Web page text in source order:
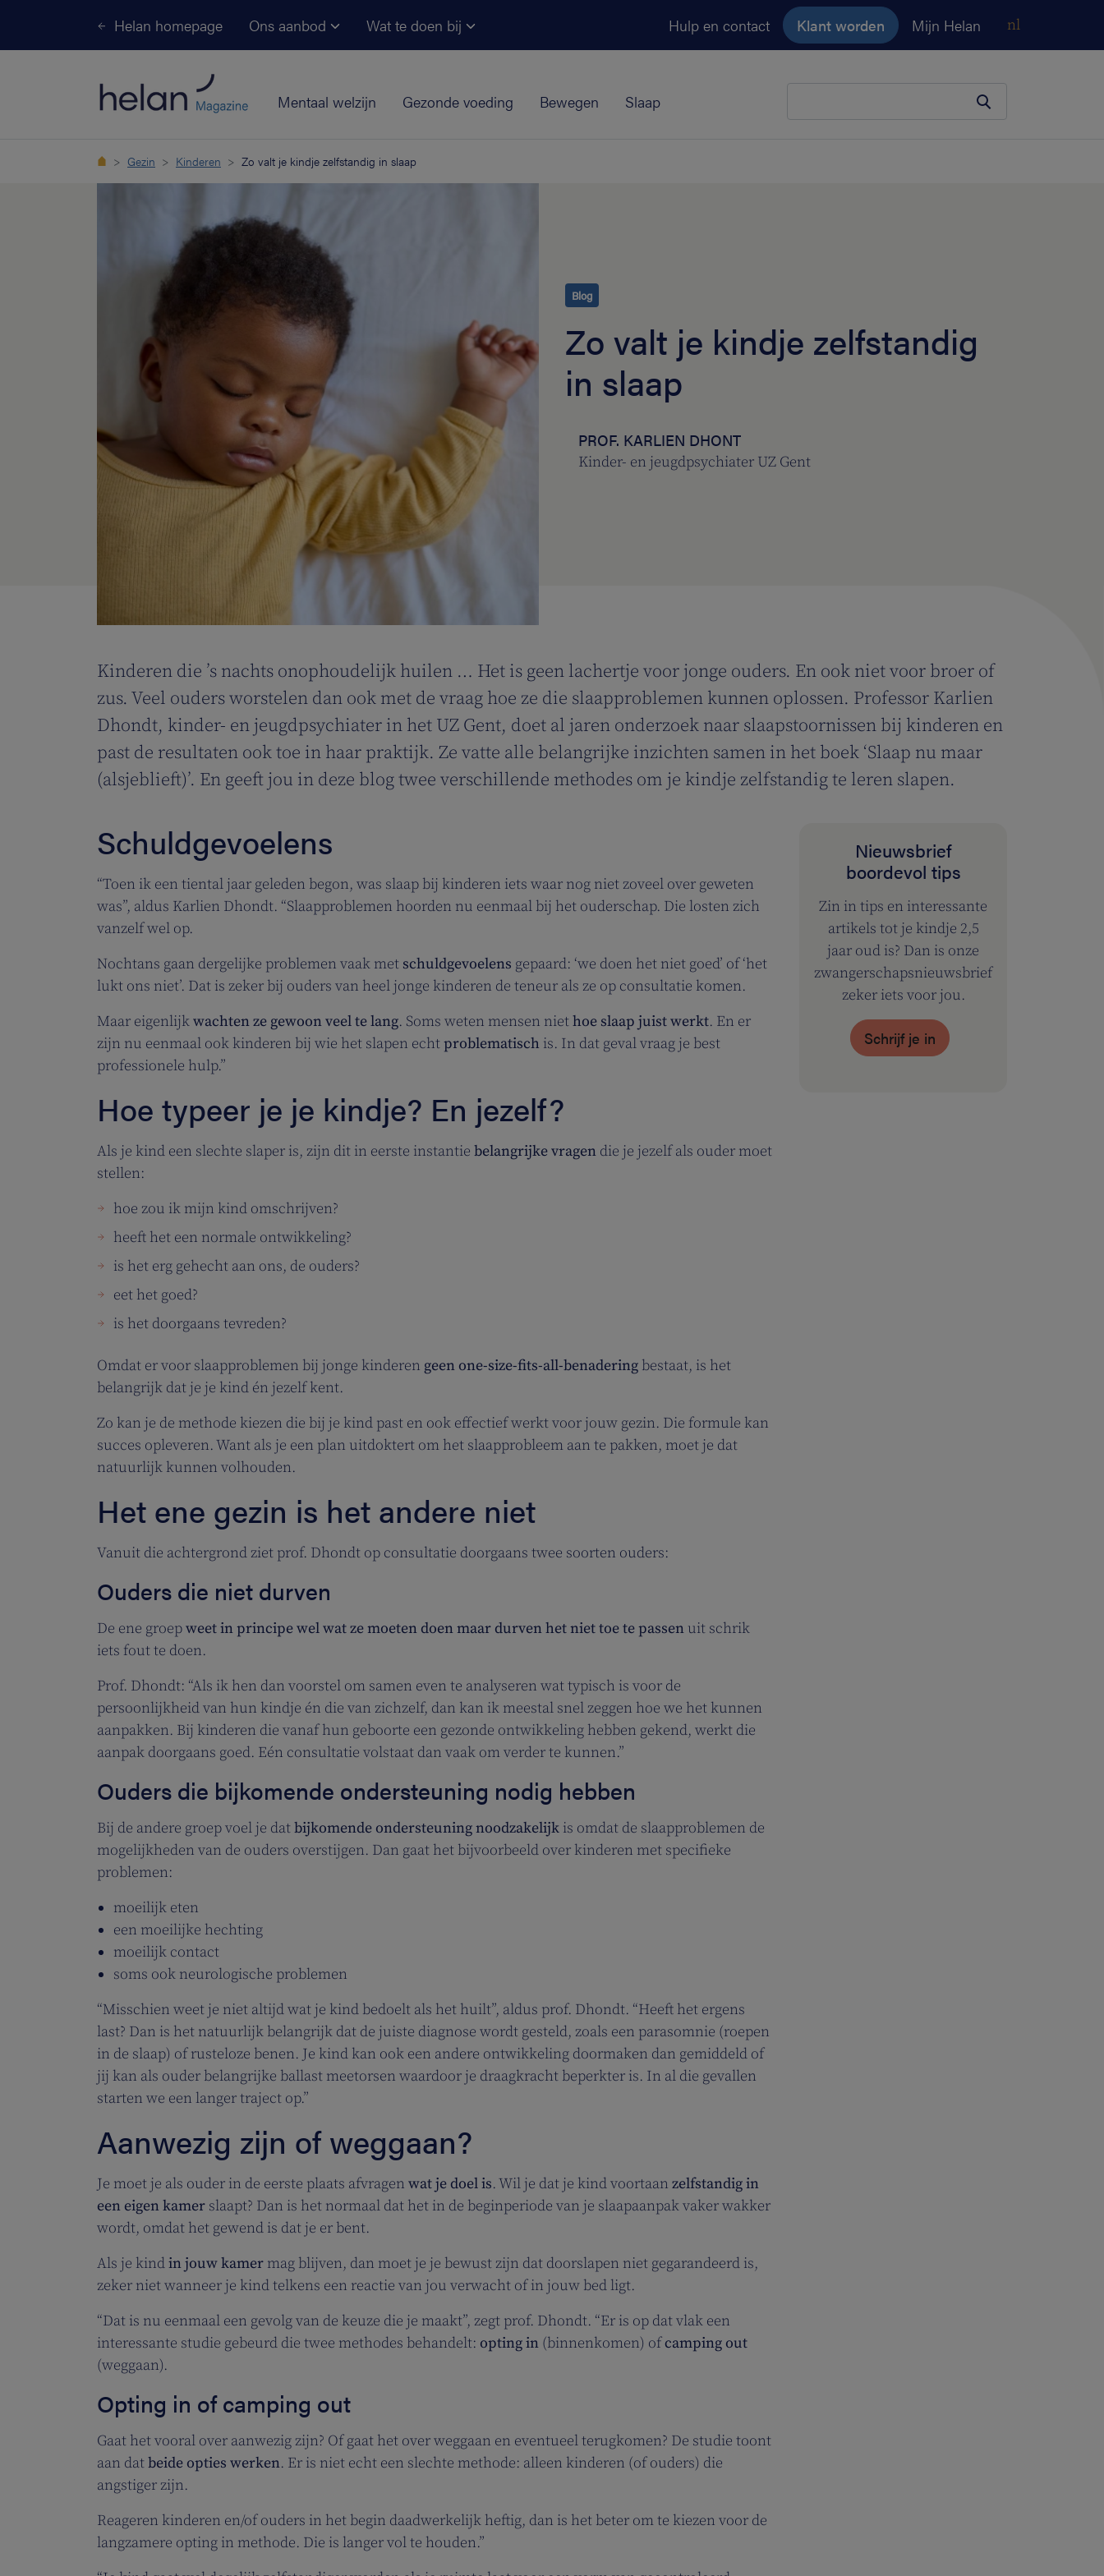
Helan homepage Ons aanbod Wat te doen bij Hulp en contact Klant worden Mijn Helan nl
Mentaal welzijn Gezonde voeding Bewegen Slaap
Gezin Kinderen Zo valt je kindje zelfstandig in slaap
Blog
Zo valt je kindje zelfstandig
in slaap
PROF. KARLIEN DHONT
Kinder- en jeugdpsychiater UZ Gent
Kinderen die ’s nachts onophoudelijk huilen … Het is geen lachertje voor jonge ouders. En ook niet voor broer of
zus. Veel ouders worstelen dan ook met de vraag hoe ze die slaapproblemen kunnen oplossen. Professor Karlien
Dhondt, kinder- en jeugdpsychiater in het UZ Gent, doet al jaren onderzoek naar slaapstoornissen bij kinderen en
past de resultaten ook toe in haar praktijk. Ze vatte alle belangrijke inzichten samen in het boek ‘Slaap nu maar
(alsjeblieft)’. En geeft jou in deze blog twee verschillende methodes om je kindje zelfstandig te leren slapen.
Schuldgevoelens
“Toen ik een tiental jaar geleden begon, was slaap bij kinderen iets waar nog niet zoveel over geweten
was”, aldus Karlien Dhondt. “Slaapproblemen hoorden nu eenmaal bij het ouderschap. Die losten zich
vanzelf wel op.
Nochtans gaan dergelijke problemen vaak met schuldgevoelens gepaard: ‘we doen het niet goed’ of ‘het
lukt ons niet’. Dat is zeker bij ouders van heel jonge kinderen de teneur als ze op consultatie komen.
Maar eigenlijkwachten ze gewoon veel te lang. Soms weten mensen niethoe slaap juist werkt. En er
zijn nu eenmaal ook kinderen bij wie het slapen echtproblematisch is. In dat geval vraag je best
professionele hulp.”
Hoe typeer je je kindje? En jezelf?
Als je kind een slechte slaper is, zijn dit in eerste instantie belangrijke vragen die je jezelf als ouder moet
stellen:
hoe zou ik mijn kind omschrijven?
heeft het een normale ontwikkeling?
is het erg gehecht aan ons, de ouders?
eet het goed?
is het doorgaans tevreden?
Omdat er voor slaapproblemen bij jonge kinderen geen one-size-fits-all-benadering bestaat, is het
belangrijk dat je je kind én jezelf kent.
Zo kan je de methode kiezen die bij je kind past en ook effectief werkt voor jouw gezin. Die formule kan
succes opleveren. Want als je een plan uitdoktert om het slaapprobleem aan te pakken, moet je dat
natuurlijk kunnen volhouden.
Het ene gezin is het andere niet
Vanuit die achtergrond ziet prof. Dhondt op consultatie doorgaans twee soorten ouders:
Ouders die niet durven
De ene groepweet in principe wel wat ze moeten doen maar durven het niet toe te passen uit schrik
iets fout te doen.
Prof. Dhondt: “Als ik hen dan voorstel om samen even te analyseren wat typisch is voor de
persoonlijkheid van hun kindje én die van zichzelf, dan kan ik meestal snel zeggen hoe we het kunnen
aanpakken. Bij kinderen die vanaf hun geboorte een gezonde ontwikkeling hebben gekend, werkt die
aanpak doorgaans goed. Eén consultatie volstaat dan vaak om verder te kunnen.”
Ouders die bijkomende ondersteuning nodig hebben
Bij de andere groep voel je datbijkomende ondersteuning noodzakelijk is omdat de slaapproblemen de
mogelijkheden van de ouders overstijgen. Dan gaat het bijvoorbeeld over kinderen met specifieke
problemen:
moeilijk eten
een moeilijke hechting
moeilijk contact
soms ook neurologische problemen
“Misschien weet je niet altijd wat je kind bedoelt als het huilt”, aldus prof. Dhondt. “Heeft het ergens
last? Dan is het natuurlijk belangrijk dat de juiste diagnose wordt gesteld, zoals een parasomnie (roepen
in de slaap) of rusteloze benen. Je kind kan ook een andere ontwikkeling doormaken dan gemiddeld of
jij kan als ouder belangrijke ballast meetorsen waardoor je draagkracht beperkter is. In al die gevallen
starten we een langer traject op.”
Aanwezig zijn of weggaan?
Je moet je als ouder in de eerste plaats afvragen wat je doel is. Wil je dat je kind voortaan zelfstandig in
een eigen kamer slaapt? Dan is het normaal dat het in de beginperiode van je slaapaanpak vaker wakker
wordt, omdat het gewend is dat je er bent.
Als je kindin jouw kamer mag blijven, dan moet je je bewust zijn dat doorslapen niet gegarandeerd is,
zeker niet wanneer je kind telkens een reactie van jou verwacht of in jouw bed ligt.
“Dat is nu eenmaal een gevolg van de keuze die je maakt”, zegt prof. Dhondt. “Er is op dat vlak een
interessante studie gebeurd die twee methodes behandelt: opting in (binnenkomen) ofcamping out
(weggaan).
Opting in of camping out
Gaat het vooral over aanwezig zijn? Of gaat het over weggaan en eventueel terugkomen? De studie toont
aan datbeide opties werken. Er is niet echt een slechte methode: alleen kinderen (of ouders) die
angstiger zijn.
Reageren kinderen en/of ouders in het begin daadwerkelijk heftig, dan is het beter om te kiezen voor de
langzamere opting in methode. Die is langer vol te houden.”
Nieuwsbrief
boordevol tips
Zin in tips en interessante
artikels tot je kindje 2,5
jaar oud is? Dan is onze
zwangerschapsnieuwsbrief
zeker iets voor jou.
Schrijf je in